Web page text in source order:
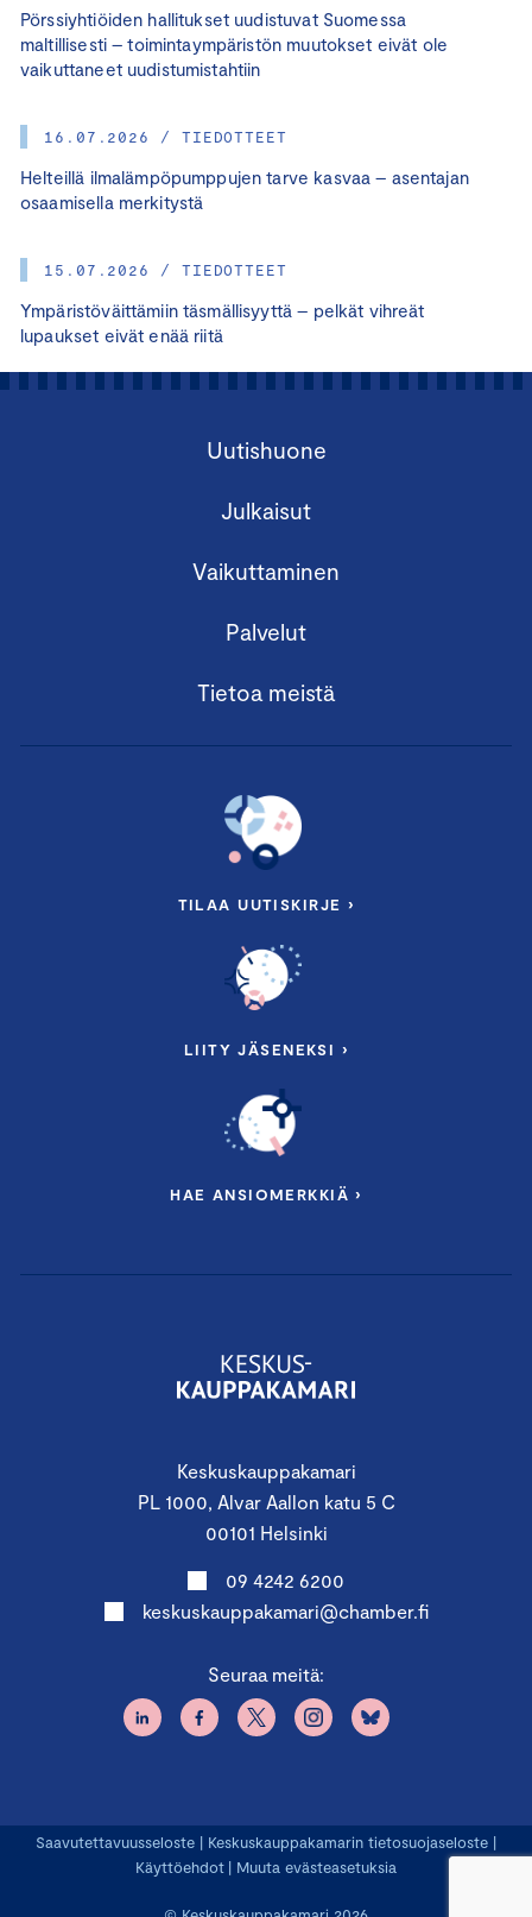
Pörssiyhtiöiden hallitukset uudistuvat Suomessa
maltillisesti – toimintaympäristön muutokset eivät ole
vaikuttaneet uudistumistahtiin
16.07.2026 / TIEDOTTEET
Helteillä ilmalämpöpumppujen tarve kasvaa – asentajan
osaamisella merkitystä
15.07.2026 / TIEDOTTEET
Ympäristöväittämiin täsmällisyyttä – pelkät vihreät
lupaukset eivät enää riitä
Keskuskauppakamari
PL 1000, Alvar Aallon katu 5 C
00101 Helsinki
09 4242 6200
keskuskauppakamari@chamber.fi
Seuraa meitä:
Uutishuone
Julkaisut
Vaikuttaminen
Palvelut
Tietoa meistä
TILAA UUTISKIRJE ›
LIITY JÄSENEKSI ›
HAE ANSIOMERKKIÄ ›
Saavutettavuusseloste | Keskuskauppakamarin tietosuojaseloste |
Käyttöehdot | Muuta evästeasetuksia